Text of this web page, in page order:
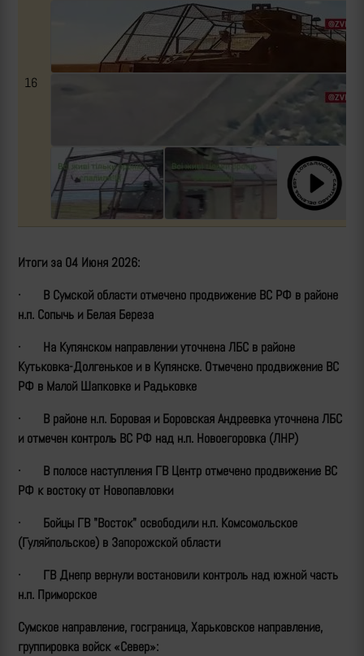
16
Итоги за 04 Июня 2026:
· В Сумской области отмечено продвижение ВС РФ в районе
н.п. Сопычь и Белая Береза
· На Купянском направлении уточнена ЛБС в районе
Кутьковка-Долгенькое и в Купянске. Отмечено продвижение ВС
РФ в Малой Шапковке и Радьковке
· В районе н.п. Боровая и Боровская Андреевка уточнена ЛБС
и отмечен контроль ВС РФ над н.п. Новоегоровка (ЛНР)
· В полосе наступления ГВ Центр отмечено продвижение ВС
РФ к востоку от Новопавловки
· Бойцы ГВ "Восток" освободили н.п. Комсомольское
(Гуляйпольское) в Запорожской области
· ГВ Днепр вернули востановили контроль над южной часть
н.п. Приморское
Сумское направление, госграница, Харьковское направление,
группировка войск «Север»: